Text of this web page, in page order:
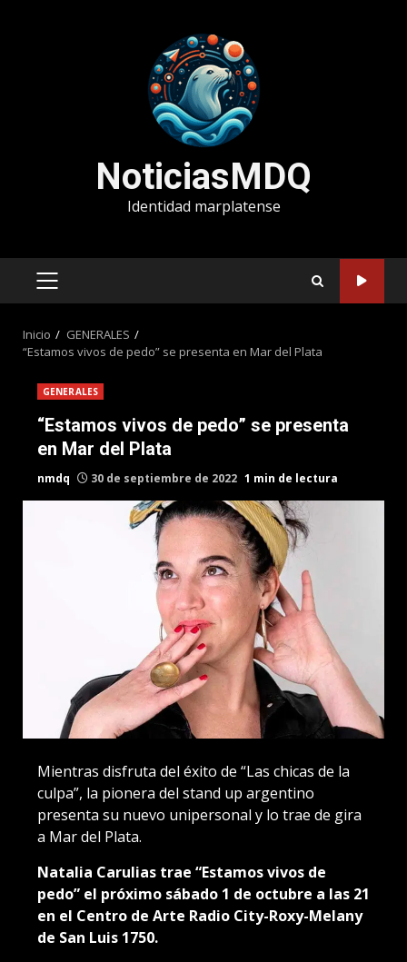
NoticiasMDQ
Identidad marplatense
MENÚ
Inicio
GENERALES
“Estamos vivos de pedo” se presenta en Mar del Plata
GENERALES
“Estamos vivos de pedo” se presenta
en Mar del Plata
nmdq 30 de septiembre de 2022 1 min de lectura
Mientras disfruta del éxito de “Las chicas de la
culpa”, la pionera del stand up argentino
presenta su nuevo unipersonal y lo trae de gira
a Mar del Plata.
Natalia Carulias trae “Estamos vivos de
pedo” el próximo sábado 1 de octubre a las 21
en el Centro de Arte Radio City-Roxy-Melany
de San Luis 1750.